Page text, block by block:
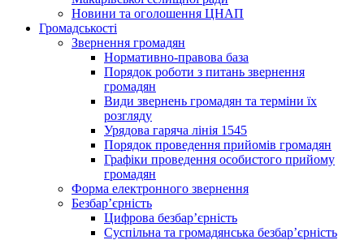
Новини та оголошення ЦНАП
Громадськості
Звернення громадян
Нормативно-правова база
Порядок роботи з питань звернення
громадян
Види звернень громадян та терміни їх
розгляду
Урядова гаряча лінія 1545
Порядок проведення прийомів громадян
Графіки проведення особистого прийому
громадян
Форма електронного звернення
Безбар’єрність
Цифрова безбар’єрність
Суспільна та громадянська безбар’єрність